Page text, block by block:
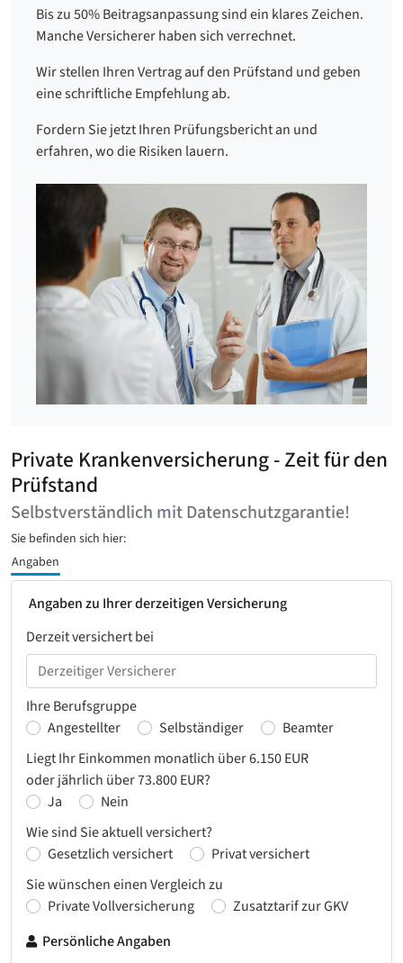
Bis zu 50% Beitragsanpassung sind ein klares Zeichen.
Manche Versicherer haben sich verrechnet.
Wir stellen Ihren Vertrag auf den Prüfstand und geben
eine schriftliche Empfehlung ab.
Fordern Sie jetzt Ihren Prüfungsbericht an und
erfahren, wo die Risiken lauern.
Private Krankenversicherung - Zeit für den
Prüfstand
Selbstverständlich mit Datenschutzgarantie!
Sie befinden sich hier:
Angaben
Angaben zu Ihrer derzeitigen Versicherung
Derzeit versichert bei
Ihre Berufsgruppe
Angestellter
Selbständiger
Beamter
Liegt Ihr Einkommen monatlich über 6.150 EUR
oder jährlich über 73.800 EUR?
Ja
Nein
Wie sind Sie aktuell versichert?
Gesetzlich versichert
Privat versichert
Sie wünschen einen Vergleich zu
Private Vollversicherung
Zusatztarif zur GKV
Persönliche Angaben